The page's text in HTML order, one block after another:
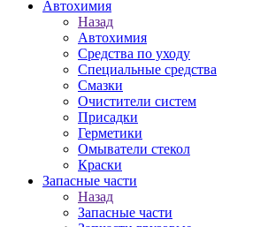
Автохимия
Назад
Автохимия
Средства по уходу
Специальные средства
Смазки
Очистители систем
Присадки
Герметики
Омыватели стекол
Краски
Запасные части
Назад
Запасные части